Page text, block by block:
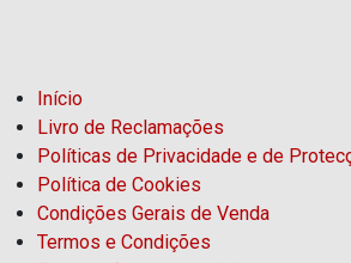
Início
Livro de Reclamações
Políticas de Privacidade e de
Política de Cookies
Condições Gerais de Venda
Termos e Condições